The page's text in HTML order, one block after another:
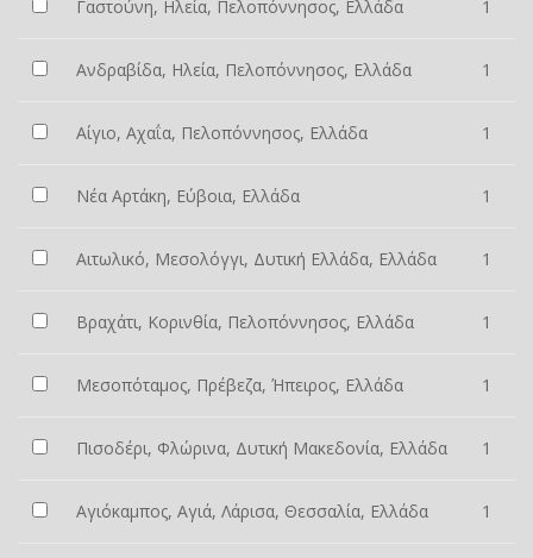
Γαστούνη, Ηλεία, Πελοπόννησος, Ελλάδα 1
Ανδραβίδα, Ηλεία, Πελοπόννησος, Ελλάδα 1
Αίγιο, Αχαΐα, Πελοπόννησος, Ελλάδα 1
Νέα Αρτάκη, Εύβοια, Ελλάδα 1
Αιτωλικό, Μεσολόγγι, Δυτική Ελλάδα, Ελλάδα 1
Βραχάτι, Κορινθία, Πελοπόννησος, Ελλάδα 1
Μεσοπόταμος, Πρέβεζα, Ήπειρος, Ελλάδα 1
Πισοδέρι, Φλώρινα, Δυτική Μακεδονία, Ελλάδα 1
Αγιόκαμπος, Αγιά, Λάρισα, Θεσσαλία, Ελλάδα 1